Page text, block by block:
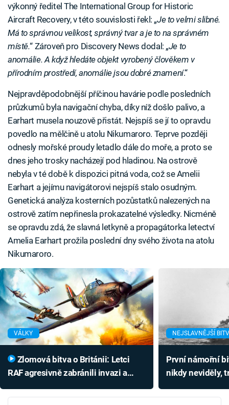
výkonný ředitel The International Group for Historic
Aircraft Recovery, v této souvislosti řekl: „Je to velmi slibné.
Má to správnou velikost, správný tvar a je to na správném
místě.“ Zároveň pro Discovery News dodal: „Je to
anomálie. A když hledáte objekt vyrobený člověkem v
přírodním prostředí, anomálie jsou dobré znamení.“
Nejpravděpodobnější příčinou havárie podle posledních
průzkumů byla navigační chyba, díky níž došlo palivo, a
Earhart musela nouzově přistát. Nejspíš se jí to opravdu
povedlo na mělčině u atolu Nikumaroro. Teprve později
odnesly mořské proudy letadlo dále do moře, a proto se
dnes jeho trosky nacházejí pod hladinou. Na ostrově
nebyla v té době k dispozici pitná voda, což se Amelii
Earhart a jejímu navigátorovi nejspíš stalo osudným.
Genetická analýza kosterních pozůstatků nalezených na
ostrově zatím nepřinesla prokazatelné výsledky. Nicméně
se opravdu zdá, že slavná letkyně a propagátorka letectví
Amelia Earhart prožila poslední dny svého života na atolu
Nikumaroro.
VÁLKY
RAF agresivně zabránili invazi a
NEJSLAVNĚJŠÍ
První námořní
nikdy neviděly,
letadlovou loď